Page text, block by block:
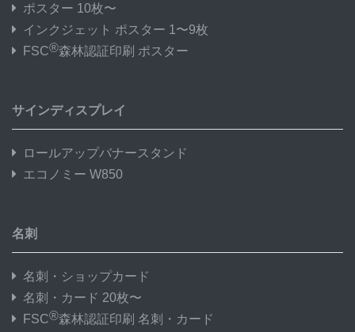
ポスター 10枚〜
インクジェット ポスター 1〜9枚
FSC®森林認証印刷 ポスター
サインディスプレイ
ロールアップバナースタンド
エコノミー W850
名刺
名刺・ショップカード
名刺・カード 20枚〜
FSC®森林認証印刷 名刺・カード